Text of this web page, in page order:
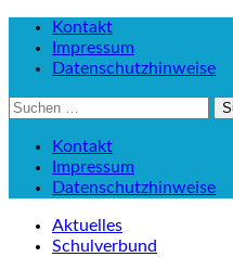
Kontakt
Impressum
Datenschutzhinweise
Suchen
Kontakt
Impressum
Datenschutzhinweise
Aktuelles
Schulverbund